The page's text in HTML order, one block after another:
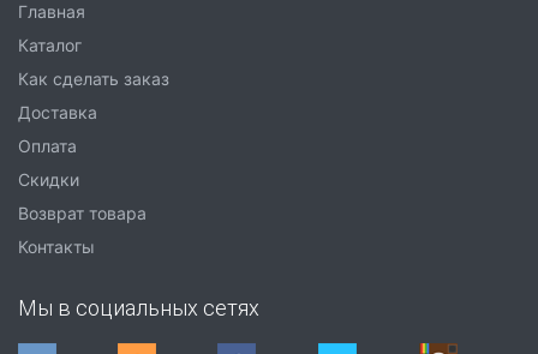
Главная
Каталог
Как сделать заказ
Доставка
Оплата
Скидки
Возврат товара
Контакты
Мы в социальных сетях